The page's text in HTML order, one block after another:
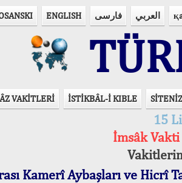
ENGLISH فارسی العربي
VAKİTLERİ İSTİKBÂL-İ KIBLE
15
İmsâk Vakti
Kamerî Aybaşları ve Hicrî